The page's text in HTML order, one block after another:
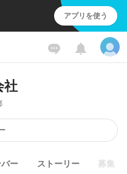
アプリを使う
社
バー ストーリー 募集